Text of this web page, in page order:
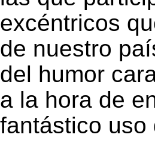
excéntricos
de nuestro
del humor
a la hora de
fantástico uso